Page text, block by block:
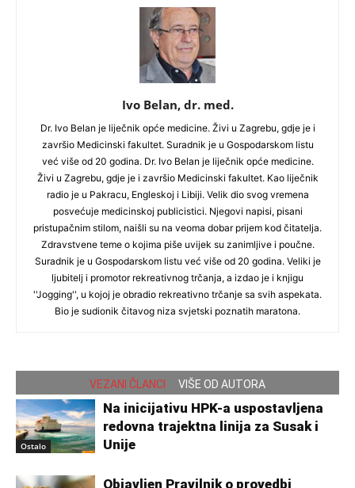
Ivo Belan, dr. med.
Dr. Ivo Belan je liječnik opće medicine. Živi u Zagrebu, gdje je i
završio Medicinski fakultet. Suradnik je u Gospodarskom listu
već više od 20 godina. Dr. Ivo Belan je liječnik opće medicine.
Živi u Zagrebu, gdje je i završio Medicinski fakultet. Kao liječnik
radio je u Pakracu, Engleskoj i Libiji. Velik dio svog vremena
posvećuje medicinskoj publicistici. Njegovi napisi, pisani
pristupačnim stilom, naišli su na veoma dobar prijem kod čitatelja.
Zdravstvene teme o kojima piše uvijek su zanimljive i poučne.
Suradnik je u Gospodarskom listu već više od 20 godina. Veliki je
ljubitelj i promotor rekreativnog trčanja, a izdao je i knjigu
''Jogging'', u kojoj je obradio rekreativno trčanje sa svih aspekata.
Bio je sudionik čitavog niza svjetski poznatih maratona.
VEZANI ČLANCI VIŠE OD AUTORA
Ostalo
Na inicijativu HPK-a uspostavljena
redovna trajektna linija za Susak i
Unije
Objavljen Pravilnik o provedbi